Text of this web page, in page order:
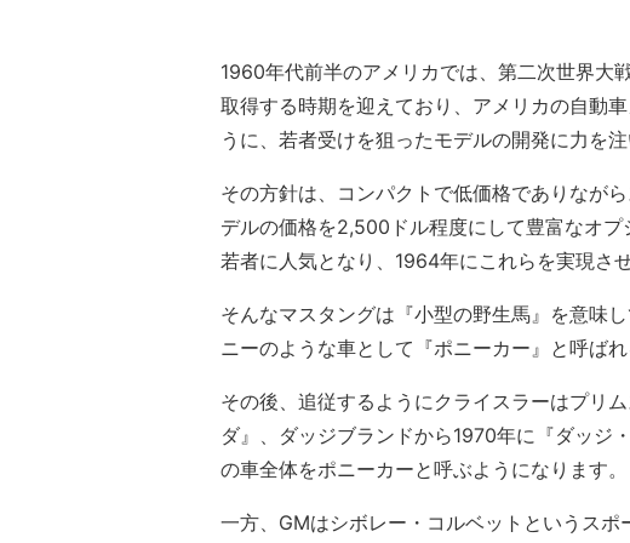
1960年代前半のアメリカでは、第二次世界大
取得する時期を迎えており、アメリカの自動
うに、若者受けを狙ったモデルの開発に力を注
その方針は、コンパクトで低価格でありなが
デルの価格を2,500ドル程度にして豊富なオ
若者に人気となり、1964年にこれらを実現さ
そんなマスタングは『小型の野生馬』を意味
ニーのような車として『ポニーカー』と呼ばれ
その後、追従するようにクライスラーはプリ
ダ』、ダッジブランドから1970年に『ダッジ
の車全体をポニーカーと呼ぶようになります。
一方、GMはシボレー・コルベットというス